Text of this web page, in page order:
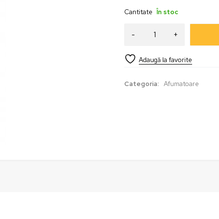
Cantitate În stoc
Categoria: Afumatoare